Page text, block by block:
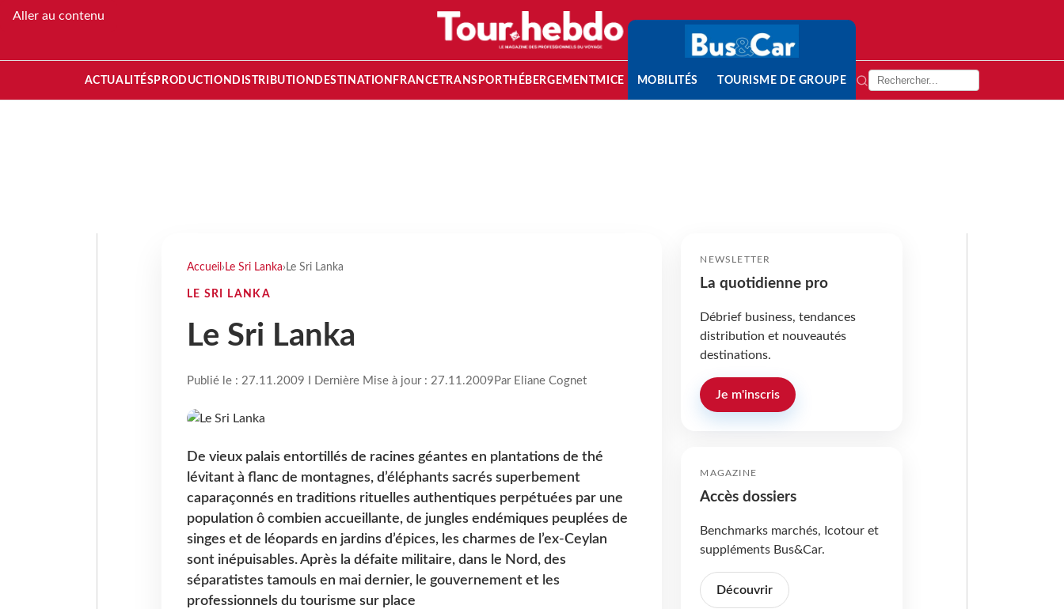
Aller au contenu
ACTUALITÉS PRODUCTION DISTRIBUTION DESTINATION FRANCETRANSPORT HÉBERGEMENTMICE MOBILITÉS TOURISME DE GROUPE
Accueil › Le Sri Lanka› Le Sri Lanka
LE SRI LANKA
Le Sri Lanka
Publié le : 27.11.2009 I Dernière Mise à jour : 27.11.2009 Par Eliane Cognet
De vieux palais entortillés de racines géantes en plantations de thé
lévitant à flanc de montagnes, d’éléphants sacrés superbement
caparaçonnés en traditions rituelles authentiques perpétuées par une
population ô combien accueillante, de jungles endémiques peuplées de
singes et de léopards en jardins d’épices, les charmes de l’ex-Ceylan
sont inépuisables. Après la défaite militaire, dans le Nord, des
séparatistes tamouls en mai dernier, le gouvernement et les
professionnels du tourisme sur place
NEWSLETTER
La quotidienne pro
Débrief business, tendances
distribution et nouveautés
destinations.
Je m'inscris
MAGAZINE
Accès dossiers
Benchmarks marchés, Icotour et
suppléments Bus&Car.
Découvrir